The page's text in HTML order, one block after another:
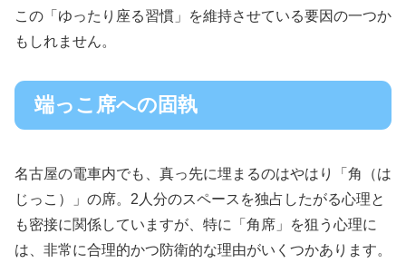
この「ゆったり座る習慣」を維持させている要因の一つか
もしれません。
端っこ席への固執
名古屋の電車内でも、真っ先に埋まるのはやはり「角（は
じっこ）」の席。2人分のスペースを独占したがる心理と
も密接に関係していますが、特に「角席」を狙う心理に
は、非常に合理的かつ防衛的な理由がいくつかあります。